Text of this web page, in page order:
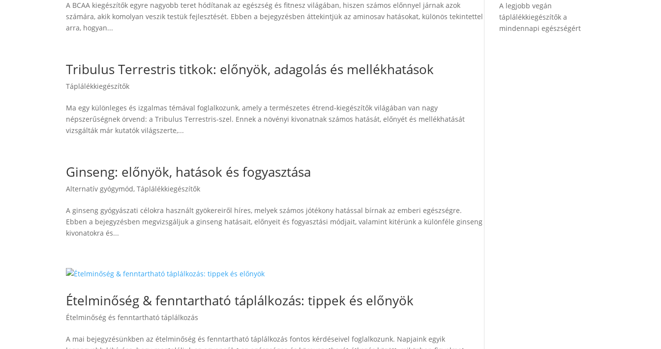
A BCAA kiegészítők egyre nagyobb teret hódítanak az egészség és fitnesz világában, hiszen számos előnnyel járnak azok
számára, akik komolyan veszik testük fejlesztését. Ebben a bejegyzésben áttekintjük az aminosav hatásokat, különös tekintettel
arra, hogyan...
Tribulus Terrestris titkok: előnyök, adagolás és mellékhatások
Táplálékkiegészítők
Ma egy különleges és izgalmas témával foglalkozunk, amely a természetes étrend-kiegészítők világában van nagy
népszerűségnek örvend: a Tribulus Terrestris-szel. Ennek a növényi kivonatnak számos hatását, előnyét és mellékhatását
vizsgálták már kutatók világszerte,...
Ginseng: előnyök, hatások és fogyasztása
Alternatív gyógymód,Táplálékkiegészítők
A ginseng gyógyászati célokra használt gyökereiről híres, melyek számos jótékony hatással bírnak az emberi egészségre.
Ebben a bejegyzésben megvizsgáljuk a ginseng hatásait, előnyeit és fogyasztási módjait, valamint kitérünk a különféle ginseng
kivonatokra és...
Ételminőség & fenntartható táplálkozás: tippek és előnyök
Ételminőség és fenntartható táplálkozás
A mai bejegyzésünkben az ételminőség és fenntartható táplálkozás fontos kérdéseivel foglalkozunk. Napjaink egyik
A legjobb vegán
táplálékkiegészítők a
mindennapi egészségért